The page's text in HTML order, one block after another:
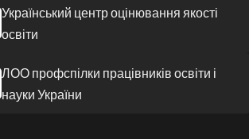
Український центр оцінювання якості
освіти
ЛОО профспілки працівників освіти і
науки України